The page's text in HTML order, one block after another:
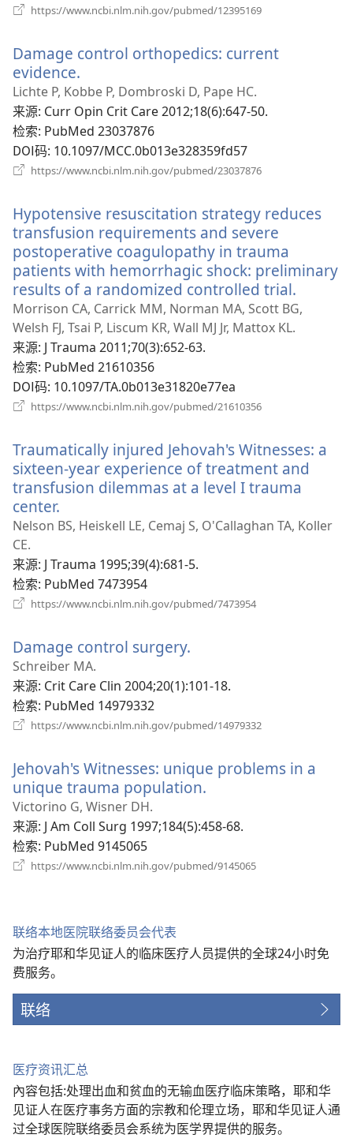
https://www.ncbi.nlm.nih.gov/pubmed/12395169
窗
Damage control orthopedics: current
evidence.
开
新
窗
口）
Lichte P, Kobbe P, Dombroski D, Pape HC.
来源‎: Curr Opin Crit Care 2012;18(6):647-50.
检索‎: PubMed 23037876
DOI码‎: 10.1097/MCC.0b013e328359fd57
https://www.ncbi.nlm.nih.gov/pubmed/23037876
窗
口）
Hypotensive resuscitation strategy reduces
transfusion requirements and severe
postoperative coagulopathy in trauma
patients with hemorrhagic shock: preliminary
results of a randomized controlled trial.
开
Morrison CA, Carrick MM, Norman MA, Scott BG,
Welsh FJ, Tsai P, Liscum KR, Wall MJ Jr, Mattox KL.
来源‎: J Trauma 2011;70(3):652-63.
检索‎: PubMed 21610356
DOI码‎: 10.1097/TA.0b013e31820e77ea
https://www.ncbi.nlm.nih.gov/pubmed/21610356
窗
口）
Traumatically injured Jehovah's Witnesses: a
sixteen-year experience of treatment and
transfusion dilemmas at a level I trauma
center.
开
窗
口）
Nelson BS, Heiskell LE, Cemaj S, O'Callaghan TA, Koller
CE.
来源‎: J Trauma 1995;39(4):681-5.
检索‎: PubMed 7473954
https://www.ncbi.nlm.nih.gov/pubmed/7473954
Damage control surgery.
新
口）
Schreiber MA.
来源‎: Crit Care Clin 2004;20(1):101-18.
检索‎: PubMed 14979332
https://www.ncbi.nlm.nih.gov/pubmed/14979332
窗
Jehovah's Witnesses: unique problems in a
unique trauma population.
新
口）
Victorino G, Wisner DH.
来源‎: J Am Coll Surg 1997;184(5):458-68.
检索‎: PubMed 9145065
https://www.ncbi.nlm.nih.gov/pubmed/9145065
联络本地医院联络委员会代表
为治疗耶和华见证人的临床医疗人员提供的全球24小时免
费服务。
联络
医疗资讯汇总
內容包括:处理出血和贫血的无输血医疗临床策略，耶和华
见证人在医疗事务方面的宗教和伦理立场，耶和华见证人通
过全球医院联络委员会系统为医学界提供的服务。